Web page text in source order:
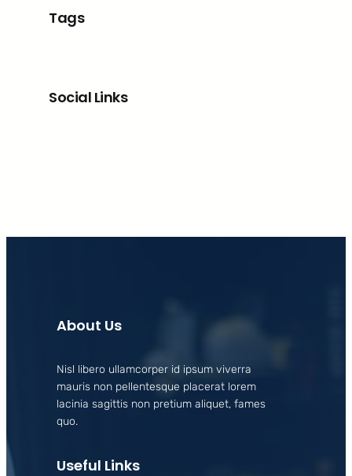
Tags
Social Links
About Us
Nisl libero ullamcorper id ipsum viverra
mauris non pellentesque placerat lorem
lacinia sagittis non pretium aliquet, fames
quo.
Useful Links